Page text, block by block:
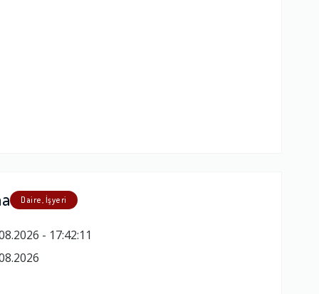
Daire, İşyeri
- 17:42:11